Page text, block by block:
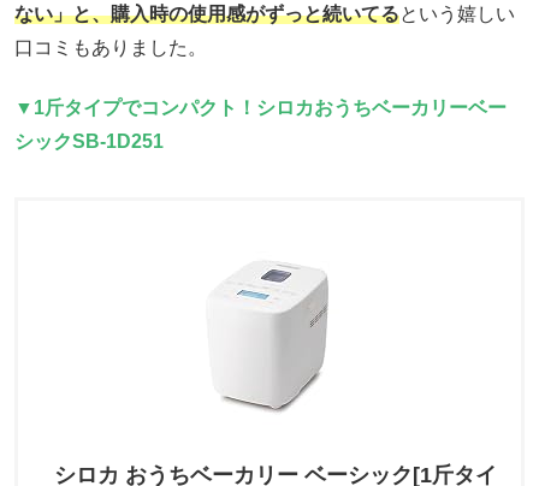
ない」と、購入時の使用感がずっと続いてるという嬉しい
口コミもありました。
▼1斤タイプでコンパクト！シロカおうちベーカリーベー
シックSB-1D251
シロカ おうちベーカリー ベーシック[1斤タイ